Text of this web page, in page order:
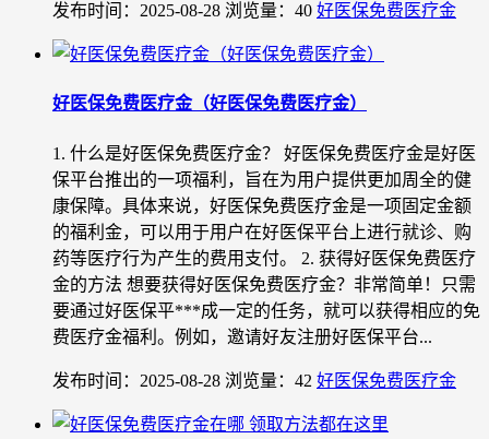
发布时间：2025-08-28 浏览量：40 好医保免费医疗金
好医保免费医疗金（好医保免费医疗金）
1. 什么是好医保免费医疗金？ 好医保免费医疗金是好医
保平台推出的一项福利，旨在为用户提供更加周全的健
康保障。具体来说，好医保免费医疗金是一项固定金额
的福利金，可以用于用户在好医保平台上进行就诊、购
药等医疗行为产生的费用支付。 2. 获得好医保免费医疗
金的方法 想要获得好医保免费医疗金？非常简单！只需
要通过好医保平***成一定的任务，就可以获得相应的免
费医疗金福利。例如，邀请好友注册好医保平台...
发布时间：2025-08-28 浏览量：42 好医保免费医疗金